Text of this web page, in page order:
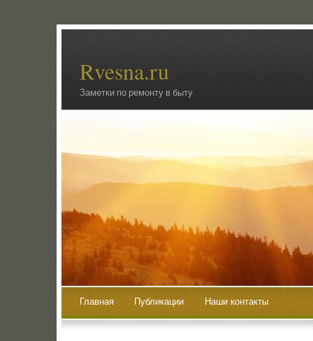
Rvesna.ru
Заметки по ремонту в быту
Главная Публикации Наши контакты